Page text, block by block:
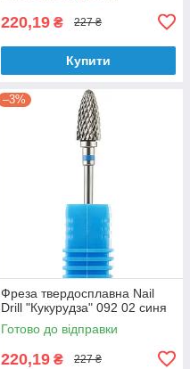
220,19 ₴ 227 ₴
Купити
–3%
Фреза твердосплавна Nail
Drill "Кукурудза" 092 02 синя
Готово до відправки
220,19 ₴ 227 ₴